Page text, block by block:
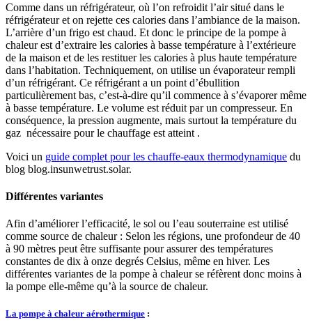
Comme dans un réfrigérateur, où l’on refroidit l’air situé dans le
réfrigérateur et on rejette ces calories dans l’ambiance de la maison.
L’arrière d’un frigo est chaud. Et donc le principe de la pompe à
chaleur est d’extraire les calories à basse température à l’extérieure
de la maison et de les restituer les calories à plus haute température
dans l’habitation. Techniquement, on utilise un évaporateur rempli
d’un réfrigérant. Ce réfrigérant a un point d’ébullition
particulièrement bas, c’est-à-dire qu’il commence à s’évaporer même
à basse température. Le volume est réduit par un compresseur. En
conséquence, la pression augmente, mais surtout la température du
gaz nécessaire pour le chauffage est atteint .
Voici un guide complet pour les chauffe-eaux thermodynamique du
blog blog.insunwetrust.solar.
Différentes variantes
Afin d’améliorer l’efficacité, le sol ou l’eau souterraine est utilisé
comme source de chaleur : Selon les régions, une profondeur de 40
à 90 mètres peut être suffisante pour assurer des températures
constantes de dix à onze degrés Celsius, même en hiver. Les
différentes variantes de la pompe à chaleur se réfèrent donc moins à
la pompe elle-même qu’à la source de chaleur.
La pompe à chaleur aérothermique :